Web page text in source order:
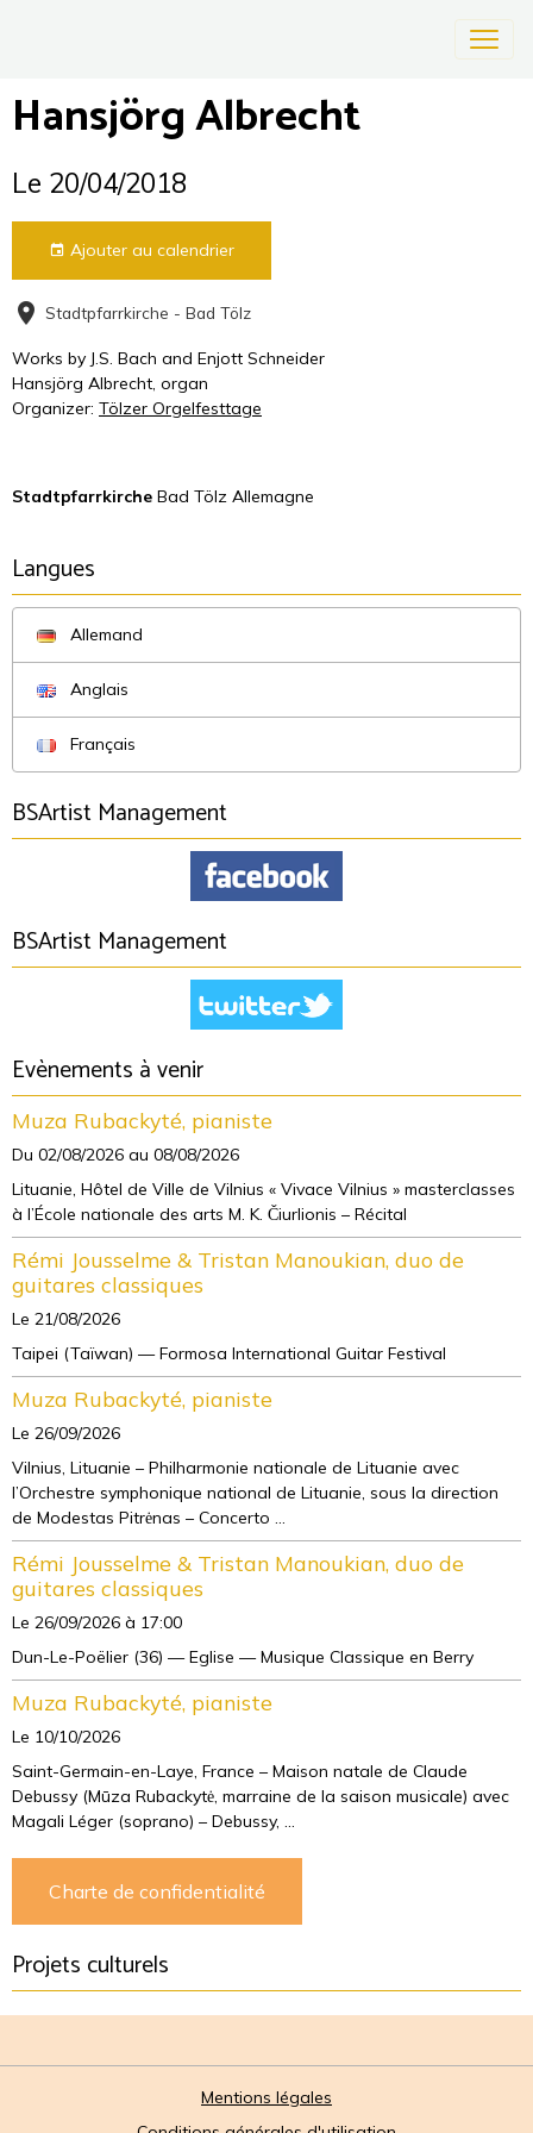
Hansjörg Albrecht
Le 20/04/2018
Ajouter au calendrier
Stadtpfarrkirche - Bad Tölz
Works by J.S. Bach and Enjott Schneider
Hansjörg Albrecht, organ
Organizer: Tölzer Orgelfesttage
Stadtpfarrkirche Bad Tölz Allemagne
Langues
Allemand
Anglais
Français
BSArtist Management
BSArtist Management
Evènements à venir
Muza Rubackyté, pianiste
Du 02/08/2026 au 08/08/2026
Lituanie, Hôtel de Ville de Vilnius « Vivace Vilnius » masterclasses
à l’École nationale des arts M. K. Čiurlionis – Récital
Rémi Jousselme & Tristan Manoukian, duo de
guitares classiques
Le 21/08/2026
Taipei (Taïwan) — Formosa International Guitar Festival
Muza Rubackyté, pianiste
Le 26/09/2026
Vilnius, Lituanie – Philharmonie nationale de Lituanie avec
l’Orchestre symphonique national de Lituanie, sous la direction
de Modestas Pitrėnas – Concerto ...
Rémi Jousselme & Tristan Manoukian, duo de
guitares classiques
Le 26/09/2026 à 17:00
Dun-Le-Poëlier (36) — Eglise — Musique Classique en Berry
Muza Rubackyté, pianiste
Le 10/10/2026
Saint-Germain-en-Laye, France – Maison natale de Claude
Debussy (Mūza Rubackytė, marraine de la saison musicale) avec
Magali Léger (soprano) – Debussy, ...
Charte de confidentialité
Projets culturels
Mentions légales